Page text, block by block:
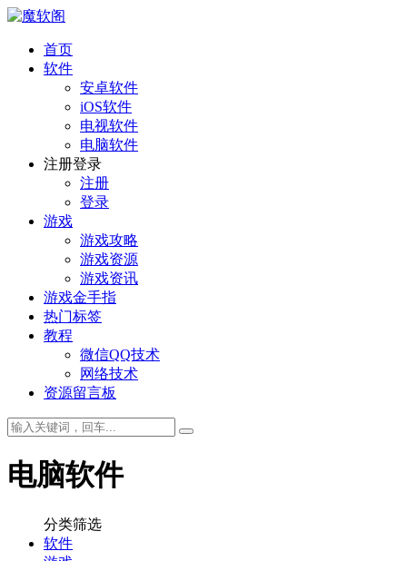
首页
软件
安卓软件
iOS软件
电视软件
电脑软件
注册登录
注册
登录
游戏
游戏攻略
游戏资源
游戏资讯
游戏金手指
热门标签
教程
微信QQ技术
网络技术
资源留言板
电脑软件
分类筛选
软件